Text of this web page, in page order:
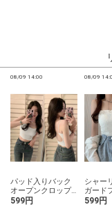
08/09 14:00
パッド入りバック
オープンクロップ
ド丈キャミソール
599円
08/09
シャー
ガード
ミソール
599円